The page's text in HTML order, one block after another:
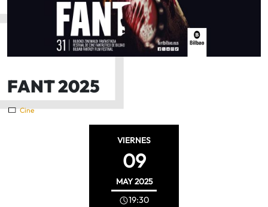
FANT 2025
Cine
VIERNES
09
MAY2025
19:30